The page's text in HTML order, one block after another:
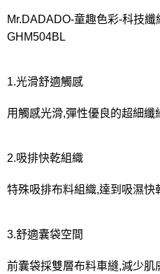
Mr.DADADO-童趣色彩-科技
GHM504BL
1.光滑舒適觸感
用觸感光滑,彈性優良的超細纖
2.吸排快乾組織
特殊吸排布料組織,達到吸濕快
3.舒適囊袋空間
前囊袋採雙層布料車縫,減少肌